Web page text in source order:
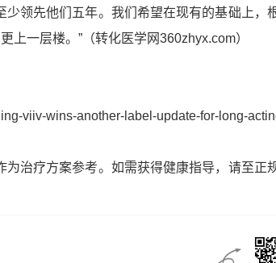
少领先他们五年。我们希望在现有的基础上，
上一层楼。”（转化医学网360zhyx.com）
viiv-wins-another-label-update-for-long-
治疗方案参考。如需获得健康指导，请至正